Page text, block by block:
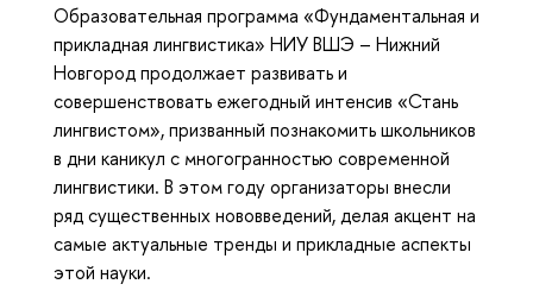
Образовательная программа «Фундаментальная и
прикладная лингвистика» НИУ ВШЭ – Нижний
Новгород продолжает развивать и
совершенствовать ежегодный интенсив «Стань
лингвистом», призванный познакомить школьников
в дни каникул с многогранностью современной
лингвистики. В этом году организаторы внесли
ряд существенных нововведений, делая акцент на
самые актуальные тренды и прикладные аспекты
этой науки.